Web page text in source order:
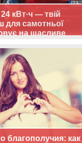
кВт·ч — твій
для самотньої
на щасливе
благополучия: как